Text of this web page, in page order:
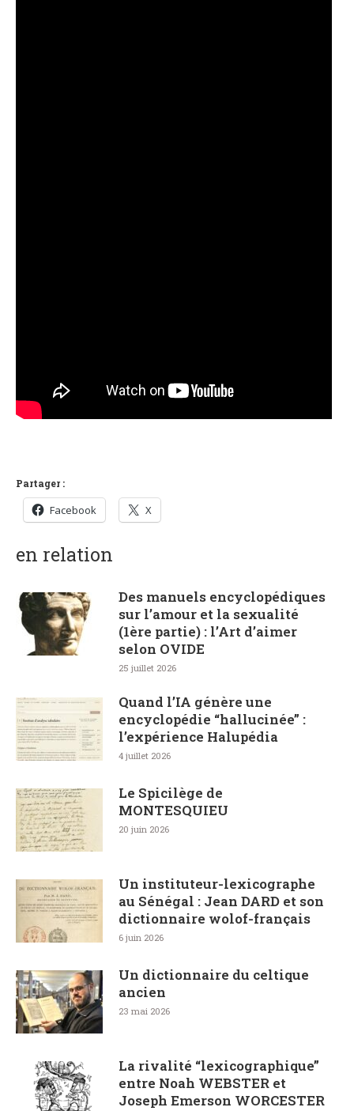
Partager :
Facebook X
en relation
Des manuels encyclopédiques
sur l’amour et la sexualité
(1ère partie) : l’Art d’aimer
selon OVIDE
25 juillet 2026
Quand l’IA génère une
encyclopédie “hallucinée” :
l’expérience Halupédia
4 juillet 2026
Le Spicilège de
MONTESQUIEU
20 juin 2026
Un instituteur-lexicographe
au Sénégal : Jean DARD et son
dictionnaire wolof-français
6 juin 2026
Un dictionnaire du celtique
ancien
23 mai 2026
La rivalité “lexicographique”
entre Noah WEBSTER et
Joseph Emerson WORCESTER